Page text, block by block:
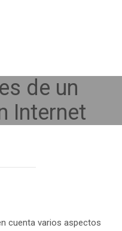
de un
Internet
cuenta varios aspectos